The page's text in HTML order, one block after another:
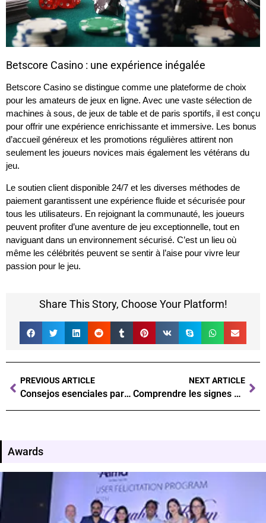
Betscore Casino : une expérience inégalée
Betscore Casino se distingue comme une plateforme de choix
pour les amateurs de jeux en ligne. Avec une vaste sélection de
machines à sous, de jeux de table et de paris sportifs, il est conçu
pour offrir une expérience enrichissante et immersive. Les bonus
d’accueil généreux et les promotions régulières attirent non
seulement les joueurs novices mais également les vétérans du
jeu.
Le soutien client disponible 24/7 et les diverses méthodes de
paiement garantissent une expérience fluide et sécurisée pour
tous les utilisateurs. En rejoignant la communauté, les joueurs
peuvent profiter d’une aventure de jeu exceptionnelle, tout en
naviguant dans un environnement sécurisé. C’est un lieu où
même les célébrités peuvent se sentir à l’aise pour vivre leur
passion pour le jeu.
Share This Story, Choose Your Platform!
PREVIOUS ARTICLE
Consejos esenciales para jugar en un casino y maximizar tus ganancias
NEXT ARTICLE
Comprendre les signes de l'addiction au jeu un guide essentiel
Awards